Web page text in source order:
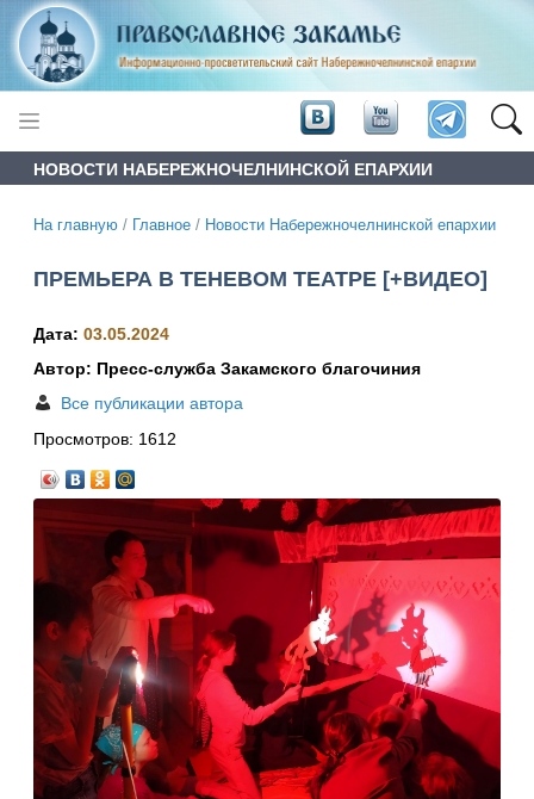
НОВОСТИ НАБЕРЕЖНОЧЕЛНИНСКОЙ ЕПАРХИИ
На главную / Главное / Новости Набережночелнинской епархии
ПРЕМЬЕРА В ТЕНЕВОМ ТЕАТРЕ [+ВИДЕО]
Дата: 03.05.2024
Автор: Пресс-служба Закамского благочиния
Все публикации автора
Просмотров: 1612